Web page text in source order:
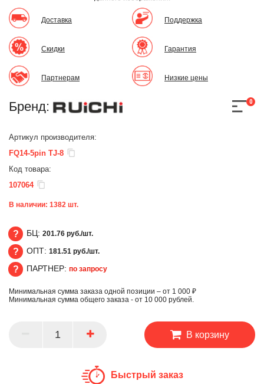
Доставка
Скидки
Партнерам
Поддержка
Гарантия
Низкие цены
Бренд: 0
Артикул производителя:
FQ14-5pin TJ-8
Код товара:
107064
В наличии: 1382 шт.
БЦ
БЦ: 201.76 руб./шт.
ОПТ
ОПТ: 181.51 руб./шт.
ПАРТНЕР
ПАРТНЕР: по запросу
Минимальная сумма заказа одной позиции – от 1 000 ₽
Минимальная сумма общего заказа - от 10 000 рублей.
В корзину
Быстрый заказ